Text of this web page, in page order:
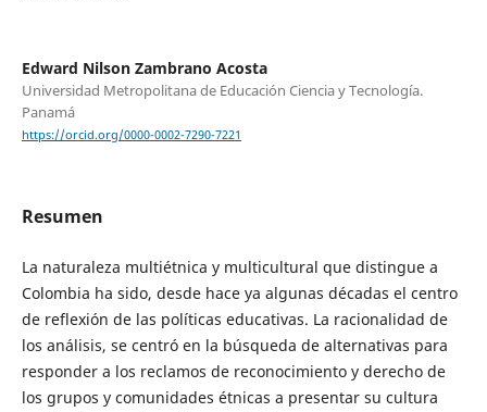
Edward Nilson Zambrano Acosta
Universidad Metropolitana de Educación Ciencia y Tecnología.
Panamá
https://orcid.org/0000-0002-7290-7221
Resumen
La naturaleza multiétnica y multicultural que distingue a
Colombia ha sido, desde hace ya algunas décadas el centro
de reflexión de las políticas educativas. La racionalidad de
los análisis, se centró en la búsqueda de alternativas para
responder a los reclamos de reconocimiento y derecho de
los grupos y comunidades étnicas a presentar su cultura